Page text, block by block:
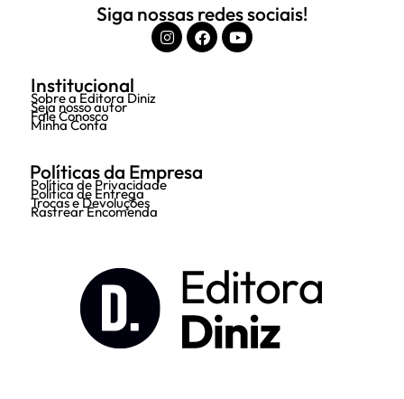
Siga nossas redes sociais!
Institucional
Sobre a Editora Diniz
Seja nosso autor
Fale Conosco
Minha Conta
Políticas da Empresa
Política de Privacidade
Política de Entrega
Trocas e Devoluções
Rastrear Encomenda